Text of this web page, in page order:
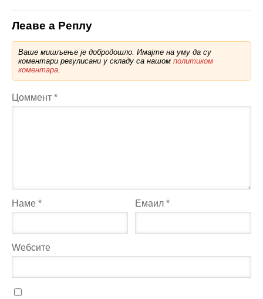
Леаве а Реплy
Ваше мишљење је добродошло. Имајте на уму да су
коментари регулисани у складу са нашом политиком
коментара.
Цоммент *
Наме * Емаил*
Wебсите